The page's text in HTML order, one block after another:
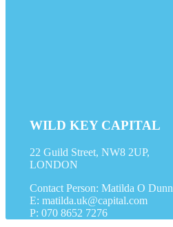
WILD KEY CAPITAL
22 Guild Street, NW8 2UP,
LONDON
Contact Person: Matilda O Dunn
E: matilda.uk@capital.com
P: 070 8652 7276